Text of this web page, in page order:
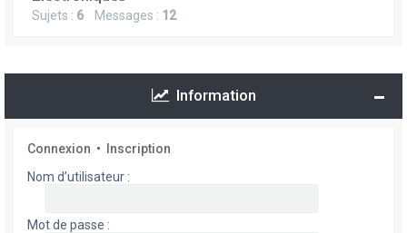
Sujets : 6 Messages : 12
Information
Connexion •
Inscription
Nom d’utilisateur :
Mot de passe :